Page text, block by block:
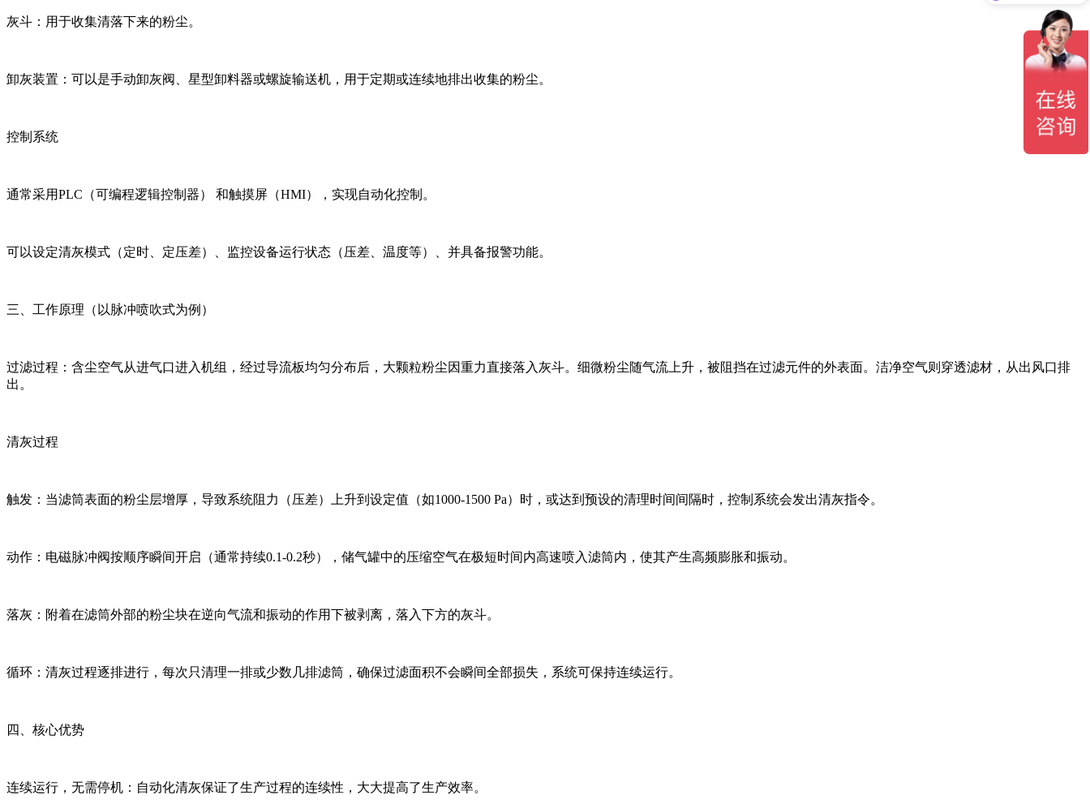
灰斗：用于收集清落下来的粉尘。
卸灰装置：可以是手动卸灰阀、星型卸料器或螺旋输送机，用于定期或连续地排出收集的粉尘。
控制系统
通常采用PLC（可编程逻辑控制器） 和触摸屏（HMI），实现自动化控制。
可以设定清灰模式（定时、定压差）、监控设备运行状态（压差、温度等）、并具备报警功能。
三、工作原理（以脉冲喷吹式为例）
过滤过程：含尘空气从进气口进入机组，经过导流板均匀分布后，大颗粒粉尘因重力直接落入灰斗。细微粉尘随气流上升，被阻挡在过滤元件的外表面。洁净空气则穿透滤材，从出风口排
出。
清灰过程
触发：当滤筒表面的粉尘层增厚，导致系统阻力（压差）上升到设定值（如1000-1500 Pa）时，或达到预设的清理时间间隔时，控制系统会发出清灰指令。
动作：电磁脉冲阀按顺序瞬间开启（通常持续0.1-0.2秒），储气罐中的压缩空气在极短时间内高速喷入滤筒内，使其产生高频膨胀和振动。
落灰：附着在滤筒外部的粉尘块在逆向气流和振动的作用下被剥离，落入下方的灰斗。
循环：清灰过程逐排进行，每次只清理一排或少数几排滤筒，确保过滤面积不会瞬间全部损失，系统可保持连续运行。
四、核心优势
连续运行，无需停机：自动化清灰保证了生产过程的连续性，大大提高了生产效率。